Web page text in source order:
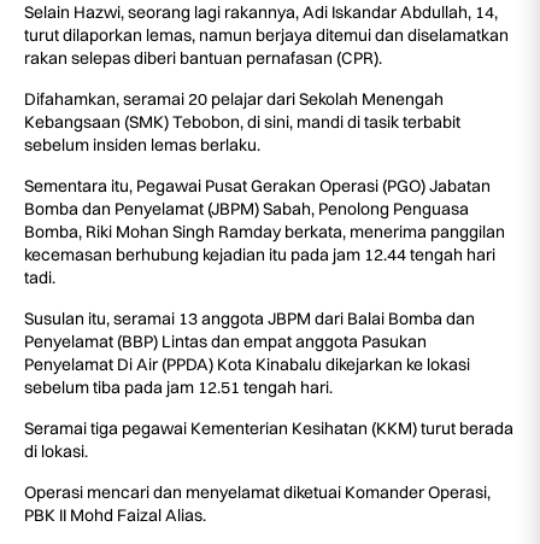
Selain Hazwi, seorang lagi rakannya, Adi Iskandar Abdullah, 14,
turut dilaporkan lemas, namun berjaya ditemui dan diselamatkan
rakan selepas diberi bantuan pernafasan (CPR).
Difahamkan, seramai 20 pelajar dari Sekolah Menengah
Kebangsaan (SMK) Tebobon, di sini, mandi di tasik terbabit
sebelum insiden lemas berlaku.
Sementara itu, Pegawai Pusat Gerakan Operasi (PGO) Jabatan
Bomba dan Penyelamat (JBPM) Sabah, Penolong Penguasa
Bomba, Riki Mohan Singh Ramday berkata, menerima panggilan
kecemasan berhubung kejadian itu pada jam 12.44 tengah hari
tadi.
Susulan itu, seramai 13 anggota JBPM dari Balai Bomba dan
Penyelamat (BBP) Lintas dan empat anggota Pasukan
Penyelamat Di Air (PPDA) Kota Kinabalu dikejarkan ke lokasi
sebelum tiba pada jam 12.51 tengah hari.
Seramai tiga pegawai Kementerian Kesihatan (KKM) turut berada
di lokasi.
Operasi mencari dan menyelamat diketuai Komander Operasi,
PBK II Mohd Faizal Alias.